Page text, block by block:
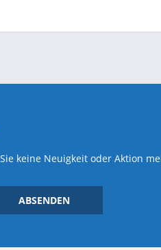
keine Neuigkeit oder Aktion
ABSENDEN